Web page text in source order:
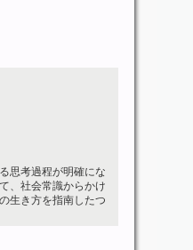
思考過程が明確にな
、社会常識からかけ
生き方を指南したつ